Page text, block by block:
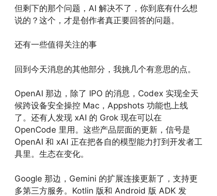
但剩下的那个问题，AI 解决不了，你到底有什么想
说的？这个，才是创作者真正要回答的问题。
还有一些值得关注的事
回到今天消息的其他部分，我挑几个有意思的点。
OpenAI 那边，除了 IPO 的消息，Codex 实现全天
候跨设备安全操控 Mac，Appshots 功能也上线
了。还有人发现 xAI 的 Grok 现在可以在
OpenCode 里用。这些产品层面的更新，信号是
OpenAI 和 xAI 正在把各自的模型能力打到开发者工
具里。生态在变化。
Google 那边，Gemini 的扩展连接更新了，支持更
多第三方服务。Kotlin 版和 Android 版 ADK 发